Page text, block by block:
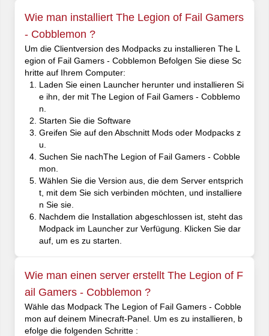
Wie man installiert The Legion of Fail Gamers
- Cobblemon ?
Um die Clientversion des Modpacks zu installieren The L
egion of Fail Gamers - Cobblemon Befolgen Sie diese Sc
hritte auf Ihrem Computer:
Laden Sie einen Launcher herunter und installieren Si
e ihn, der mit The Legion of Fail Gamers - Cobblemo
n.
Starten Sie die Software
Greifen Sie auf den Abschnitt Mods oder Modpacks z
u.
Suchen Sie nachThe Legion of Fail Gamers - Cobble
mon.
Wählen Sie die Version aus, die dem Server entsprich
t, mit dem Sie sich verbinden möchten, und installiere
n Sie sie.
Nachdem die Installation abgeschlossen ist, steht das
Modpack im Launcher zur Verfügung. Klicken Sie dar
auf, um es zu starten.
Wie man einen server erstellt The Legion of F
ail Gamers - Cobblemon ?
Wähle das Modpack The Legion of Fail Gamers - Cobble
mon auf deinem Minecraft-Panel. Um es zu installieren, b
efolge die folgenden Schritte :